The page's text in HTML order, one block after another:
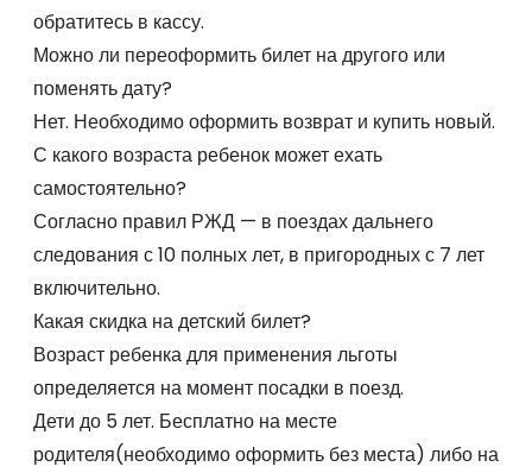
обратитесь в кассу.
Можно ли переоформить билет на другого или
поменять дату?
Нет. Необходимо оформить возврат и купить новый.
С какого возраста ребенок может ехать
самостоятельно?
Согласно правил РЖД — в поездах дальнего
следования с 10 полных лет, в пригородных с 7 лет
включительно.
Какая скидка на детский билет?
Возраст ребенка для применения льготы
определяется на момент посадки в поезд.
Дети до 5 лет. Бесплатно на месте
родителя(необходимо оформить без места) либо на